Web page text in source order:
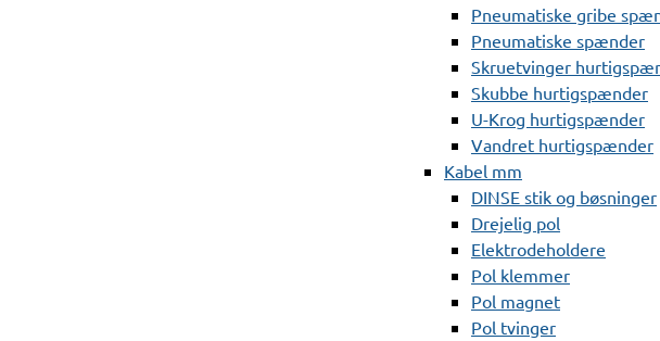
Pneumatiske gribe
Pneumatiske spænder
Skruetvinger
Skubbe hurtigspænder
U-Krog hurtigspænder
Vandret hurtigspænder
Kabel mm
DINSE stik og bøsninger
Drejelig pol
Elektrodeholdere
Pol klemmer
Pol magnet
Pol tvinger